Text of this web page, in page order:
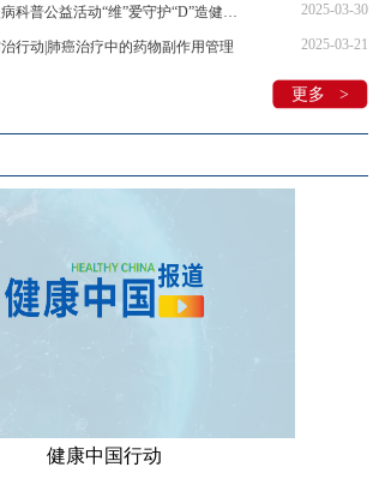
健康中国行动——慢病科普公益活动“维”爱守护“D”造健康在京举行！ 2025-03-30
行动|肺癌治疗中的药物副作用管理 2025-03-21
更多 >
健康中国行动